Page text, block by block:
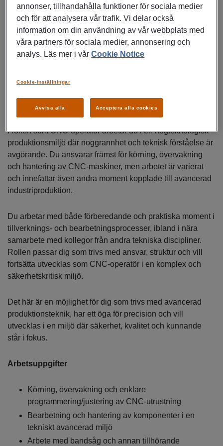
Den svenska anläggningen är belägen i skärgården
utanför Nyköping. Cyclifes ambition är säkerhet kombinerat
med långsiktigt ansvar för människor och miljö samt att
skona våra naturresurser genom en hög grad av
kontakt.
Om jobbet
I rollen som CNC‑operatör arbetar du i en högteknologisk
produktionsmiljö där noggrannhet och teknisk förståelse är
avgörande. Du ansvarar främst för körning, övervakning
och hantering av CNC‑maskiner, men arbetet är varierat
och innefattar även andra moment kopplade till avancerad
industriproduktion.
Du arbetar med både förberedande och praktiska moment i
tillverknings- och bearbetningsprocesser, ibland i nära
samarbete med kollegor från andra tekniska discipliner.
Rollen passar dig som trivs med ansvar, struktur och vill
fortsätta utvecklas som CNC‑operatör i en komplex och
säkerhetskritisk miljö.
Det här är en möjlighet för dig som trivs med avancerad
produktionsteknik, har ett öga för precision och vill
utvecklas i en miljö där säkerhet, kvalitet och kunnande
står i fokus.
Arbetsuppgifter
Körning, övervakning och enklare
programmering/justering av CNC‑utrustning
Bearbetning och hantering av komponenter i en
tekniskt avancerad miljö
Arbete med bandsåg och annan tillhörande
annonser, tillhandahålla funktioner för sociala medier
och för att analysera vår trafik. Vi delar också
information om din användning av vår webbplats med
våra partners för sociala medier, annonsering och
analys. Läs mer i vårCookie Notice
Avvisa alla Acceptera alla cookies
Cookie-inställningar